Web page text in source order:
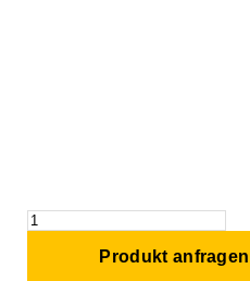
Produkt anfragen